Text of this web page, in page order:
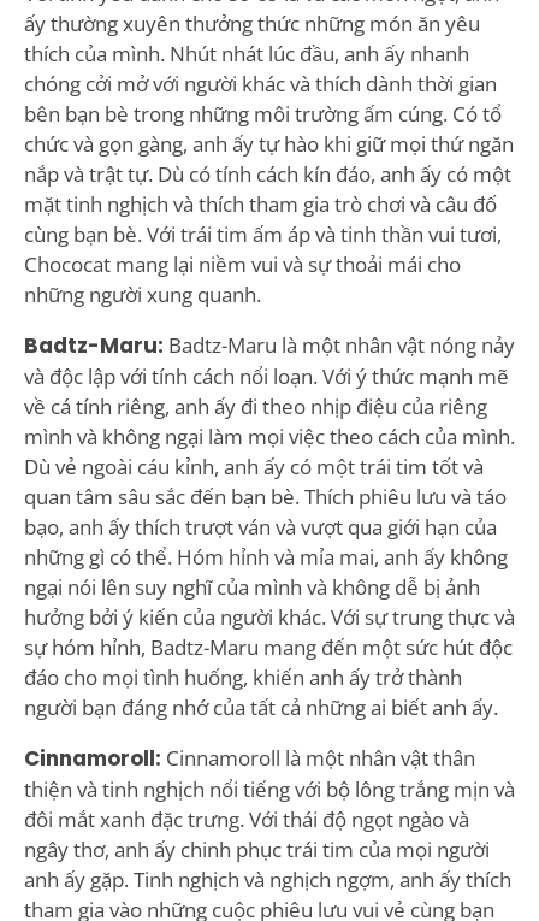
ấy thường xuyên thưởng thức những món ăn yêu
thích của mình. Nhút nhát lúc đầu, anh ấy nhanh
chóng cởi mở với người khác và thích dành thời gian
bên bạn bè trong những môi trường ấm cúng. Có tổ
chức và gọn gàng, anh ấy tự hào khi giữ mọi thứ ngăn
nắp và trật tự. Dù có tính cách kín đáo, anh ấy có một
mặt tinh nghịch và thích tham gia trò chơi và câu đố
cùng bạn bè. Với trái tim ấm áp và tinh thần vui tươi,
Chococat mang lại niềm vui và sự thoải mái cho
những người xung quanh.
Badtz-Maru: Badtz-Maru là một nhân vật nóng nảy
và độc lập với tính cách nổi loạn. Với ý thức mạnh mẽ
về cá tính riêng, anh ấy đi theo nhịp điệu của riêng
mình và không ngại làm mọi việc theo cách của mình.
Dù vẻ ngoài cáu kỉnh, anh ấy có một trái tim tốt và
quan tâm sâu sắc đến bạn bè. Thích phiêu lưu và táo
bạo, anh ấy thích trượt ván và vượt qua giới hạn của
những gì có thể. Hóm hỉnh và mỉa mai, anh ấy không
ngại nói lên suy nghĩ của mình và không dễ bị ảnh
hưởng bởi ý kiến của người khác. Với sự trung thực và
sự hóm hỉnh, Badtz-Maru mang đến một sức hút độc
đáo cho mọi tình huống, khiến anh ấy trở thành
người bạn đáng nhớ của tất cả những ai biết anh ấy.
Cinnamoroll: Cinnamoroll là một nhân vật thân
thiện và tinh nghịch nổi tiếng với bộ lông trắng mịn và
đôi mắt xanh đặc trưng. Với thái độ ngọt ngào và
ngây thơ, anh ấy chinh phục trái tim của mọi người
anh ấy gặp. Tinh nghịch và nghịch ngợm, anh ấy thích
tham gia vào những cuộc phiêu lưu vui vẻ cùng bạn